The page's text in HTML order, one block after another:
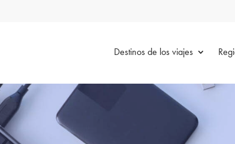
Destinos de los viajes